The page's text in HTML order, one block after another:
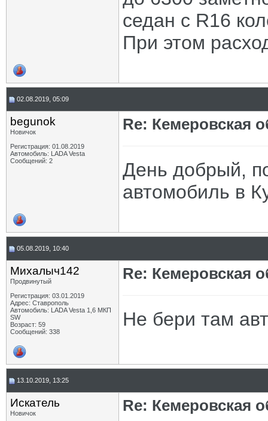
седан с R16
При этом
02.08.2019, 05:09
begunok
Новичок
Регистрация: 01.08.2019
Автомобиль: LADA Vesta
Сообщений: 2
Re: Кемеровская
День добрый,
автомобиль в
05.08.2019, 10:40
Михалыч142
Продвинутый
Регистрация: 03.01.2019
Адрес: Ставрополь
Автомобиль: LADA Vesta 1,6 МКП
SW
Возраст: 59
Сообщений: 338
Re: Кемеровская
Не бери там
13.10.2019, 13:25
Искатель
Новичок
Re: Кемеровская